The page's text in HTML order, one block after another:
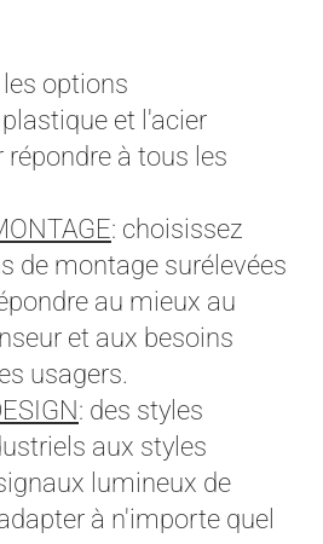
les options
et l'acier
répondre à tous les
: choisissez
de montage surélevées
au mieux au
et aux besoins
usagers.
: des styles
aux styles
lumineux de
à n'importe quel